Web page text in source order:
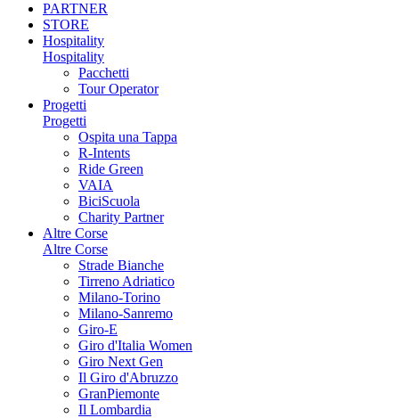
PARTNER
STORE
Hospitality
Hospitality
Pacchetti
Tour Operator
Progetti
Progetti
Ospita una Tappa
R-Intents
Ride Green
VAIA
BiciScuola
Charity Partner
Altre Corse
Altre Corse
Strade Bianche
Tirreno Adriatico
Milano-Torino
Milano-Sanremo
Giro-E
Giro d'Italia Women
Giro Next Gen
Il Giro d'Abruzzo
GranPiemonte
Il Lombardia